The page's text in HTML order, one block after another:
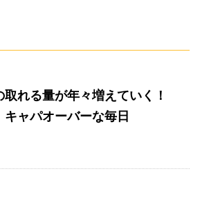
取れる量が年々増えていく！
キャパオーバーな毎日